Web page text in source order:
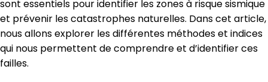
sont essentiels pour identifier les zones à risque sismique
et prévenir les catastrophes naturelles. Dans cet article,
nous allons explorer les différentes méthodes et indices
qui nous permettent de comprendre et d’identifier ces
failles.